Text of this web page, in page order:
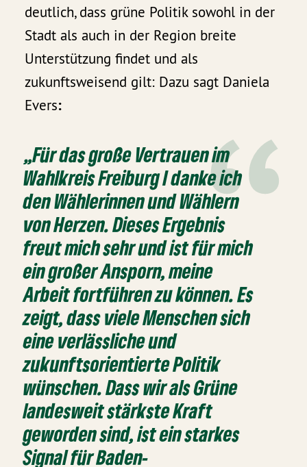
deutlich, dass grüne Politik sowohl in der
Stadt als auch in der Region breite
Unterstützung findet und als
zukunftsweisend gilt: Dazu sagt Daniela
Evers:
„Für das große Vertrauen im
Wahlkreis Freiburg I danke ich
den Wählerinnen und Wählern
von Herzen. Dieses Ergebnis
freut mich sehr und ist für mich
ein großer Ansporn, meine
Arbeit fortführen zu können. Es
zeigt, dass viele Menschen sich
eine verlässliche und
zukunftsorientierte Politik
wünschen. Dass wir als Grüne
landesweit stärkste Kraft
geworden sind, ist ein starkes
Signal für Baden-